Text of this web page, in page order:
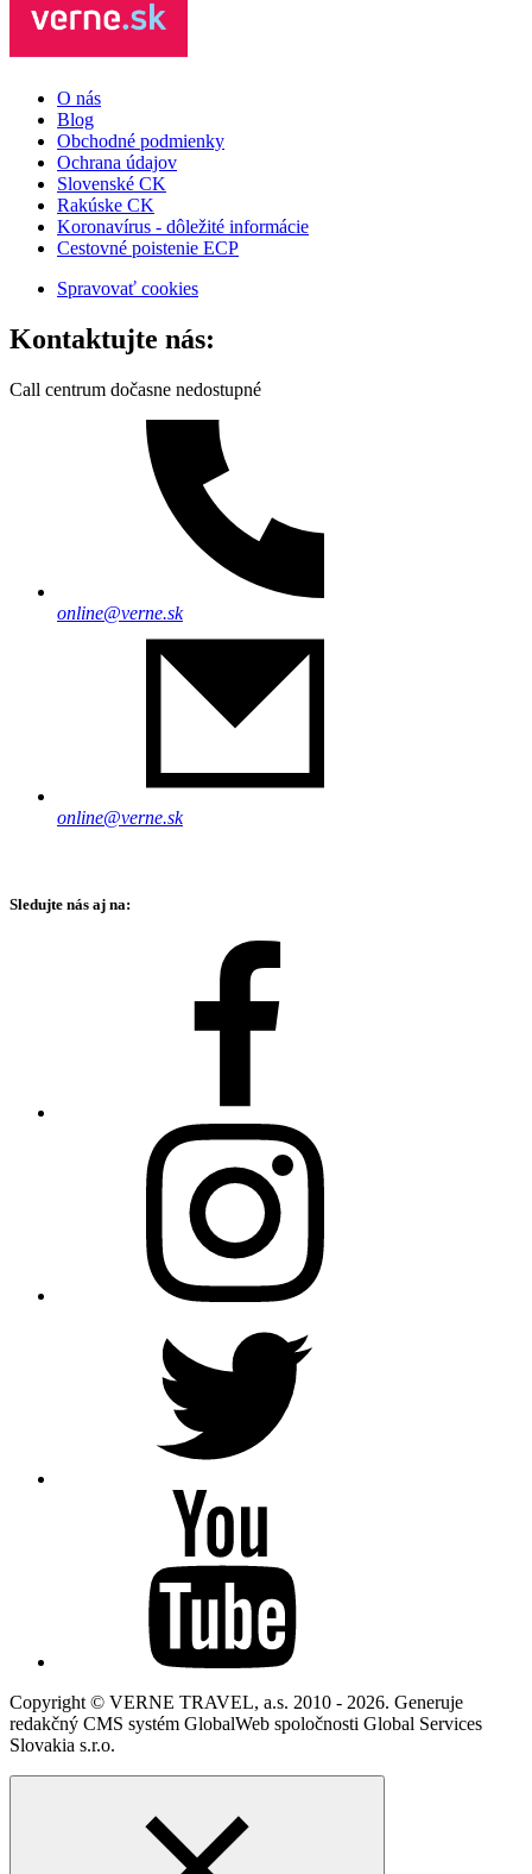
O nás
Blog
Obchodné podmienky
Ochrana údajov
Slovenské CK
Rakúske CK
Koronavírus - dôležité informácie
Cestovné poistenie ECP
Spravovať cookies
Kontaktujte nás:
Call centrum dočasne nedostupné
online@verne.sk
online@verne.sk
Sledujte nás aj na:
Copyright © VERNE TRAVEL, a.s. 2010 - 2026. Generuje
redakčný CMS systém GlobalWeb spoločnosti Global Services
Slovakia s.r.o.